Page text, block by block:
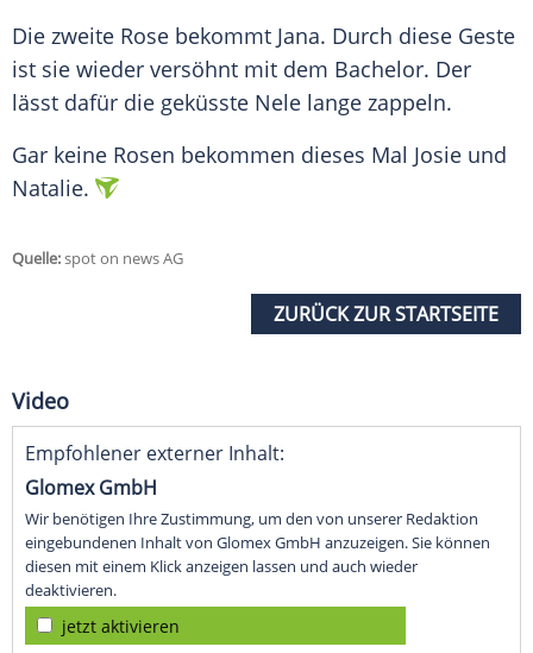
Die zweite Rose bekommt Jana. Durch diese Geste
ist sie wieder versöhnt mit dem Bachelor. Der
lässt dafür die geküsste Nele lange zappeln.
Gar keine Rosen bekommen dieses Mal Josie und
Natalie.
Quelle:spot on news AG
ZURÜCK ZUR STARTSEITE
Video
Empfohlener externer Inhalt:
Glomex GmbH
Wir benötigen Ihre Zustimmung, um den von unserer Redaktion
eingebundenen Inhalt von Glomex GmbH anzuzeigen. Sie können
diesen mit einem Klick anzeigen lassen und auch wieder
deaktivieren.
jetzt aktivieren